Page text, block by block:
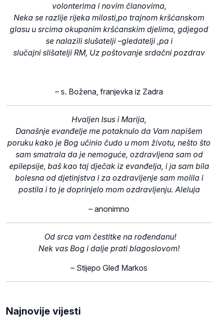
volonterima i novim članovima,
Neka se razlije rijeka milosti,po trajnom kršćanskom
glasu u srcima okupanim kršćanskim djelima, gdjegod
se nalazili slušatelji –gledatelji ,pa i
slučajni slišatelji RM, Uz poštovanje srdačni pozdrav
– s. Božena, franjevka iz Zadra
Hvaljen Isus i Marija,
Današnje evanđelje me potaknulo da Vam napišem
poruku kako je Bog učinio čudo u mom životu, nešto što
sam smatrala da je nemoguće, ozdravljena sam od
epilepsije, baš kao taj dječak iz evanđelja, i ja sam bila
bolesna od djetinjstva i za ozdravljenje sam molila i
postila i to je doprinjelo mom ozdravljenju. Aleluja
– anonimno
Od srca vam čestitke na rođendanu!
Nek vas Bog i dalje prati blagoslovom!
– Stijepo Gleđ Markos
Najnovije vijesti